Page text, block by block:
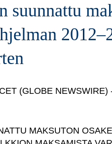
suunnattu
(GLOBE
MAKSUTON